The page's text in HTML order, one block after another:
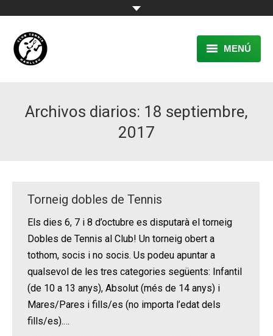
MENÚ
RESERVA
TENNIS
CONTACTE
Archivos diarios: 18 septiembre,
2017
Torneig dobles de Tennis
Els dies 6, 7 i 8 d’octubre es disputarà el torneig
Dobles de Tennis al Club! Un torneig obert a
tothom, socis i no socis. Us podeu apuntar a
qualsevol de les tres categories següents: Infantil
(de 10 a 13 anys), Absolut (més de 14 anys) i
Mares/Pares i fills/es (no importa l’edat dels
fills/es).…